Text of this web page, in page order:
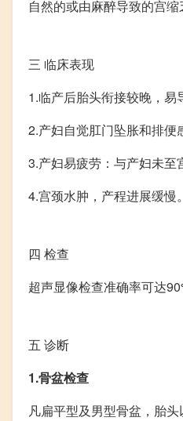
自然的或由麻醉导致的宫缩
三 临床表现
1.临产后胎头衔接较晚，易
2.产妇自觉肛门坠胀和排便
3.产妇易疲劳：与产妇未至
4.宫颈水肿，产程进展缓慢。
四 检查
超声显像检查准确率可达
五 诊断
1.骨盆检查
凡扁平型及男型骨盆，胎